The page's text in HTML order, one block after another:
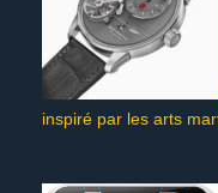
inspiré par les arts